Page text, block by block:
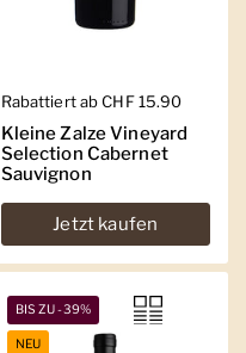
Regulärer Preis
Rabattiert ab CHF 15.90
Kleine Zalze Vineyard
Selection Cabernet
Sauvignon
Jetzt kaufen
BIS ZU -39%
NEU